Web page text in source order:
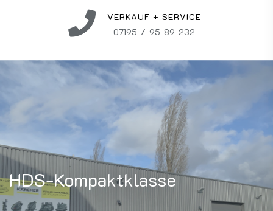
VERKAUF + SERVICE
07195 / 95 89 232
HDS-Kompaktklasse